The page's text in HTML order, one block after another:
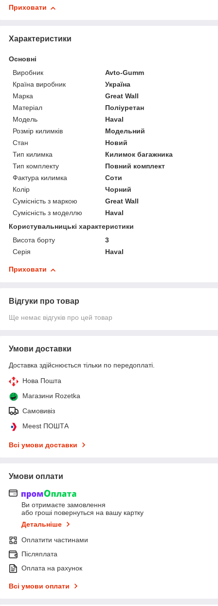
Приховати
Характеристики
Основні
Виробник
Avto-Gumm
Країна виробник
Україна
Марка
Great Wall
Матеріал
Поліуретан
Модель
Haval
Розмір килимків
Модельний
Стан
Новий
Тип килимка
Килимок багажника
Тип комплекту
Повний комплект
Фактура килимка
Соти
Колір
Чорний
Сумісність з маркою
Great Wall
Сумісність з моделлю
Haval
Користувальницькі характеристики
Висота борту
3
Серія
Haval
Приховати
Відгуки про товар
Ще немає відгуків про цей товар
Умови доставки
Доставка здійснюється тільки по передоплаті.
Нова Пошта
Магазини Rozetka
Самовивіз
Meest ПОШТА
Всі умови доставки
Умови оплати
Ви отримаєте замовлення
або гроші повернуться на вашу картку
Детальніше
Оплатити частинами
Післяплата
Оплата на рахунок
Всі умови оплати